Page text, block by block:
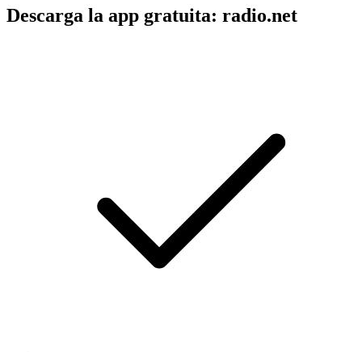
Descarga la app gratuita: radio.net